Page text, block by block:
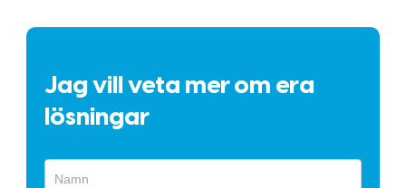
Jag vill veta mer om era
lösningar